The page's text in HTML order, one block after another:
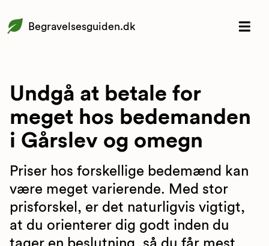
Begravelsesguiden.dk
Undgå at betale for
meget hos bedemanden
i Gårslev og omegn
Priser hos forskellige bedemænd kan
være meget varierende. Med stor
prisforskel, er det naturligvis vigtigt,
at du orienterer dig godt inden du